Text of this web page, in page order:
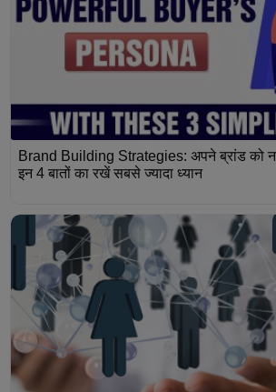
Brand Building Strategies: अपने ब्रांड को
इन 4 बातों का रखें सबसे ज्यादा ध्यान